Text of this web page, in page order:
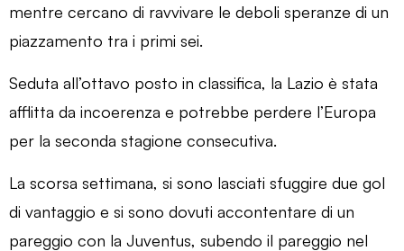
mentre cercano di ravvivare le deboli speranze di un
piazzamento tra i primi sei.
Seduta all’ottavo posto in classifica, la Lazio è stata
afflitta da incoerenza e potrebbe perdere l’Europa
per la seconda stagione consecutiva.
La scorsa settimana, si sono lasciati sfuggire due gol
di vantaggio e si sono dovuti accontentare di un
pareggio con la Juventus, subendo il pareggio nel